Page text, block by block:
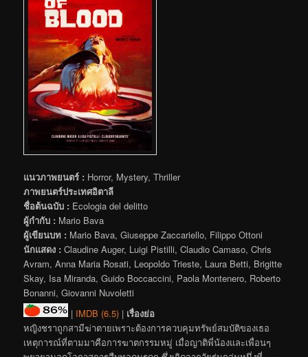
แนวภาพยนตร์ : Horror, Mystery, Thriller
ภาพยนตร์ประเทศอิตาลี
ชื่อต้นฉบับ : Ecologia del delitto
ผู้กำกับ : Mario Bava
ผู้เขียนบท : Mario Bava, Giuseppe Zaccariello, Filippo Ottoni
นักแสดง : Claudine Auger, Luigi Pistilli, Claudio Camaso, Chris
Avram, Anna Maria Rosati, Leopoldo Trieste, Laura Betti, Brigitte
Skay, Isa Miranda, Guido Boccaccini, Paola Montenero, Roberto
Bonanni, Giovanni Nuvoletti
| IMDB (6.5) | เรื่องย่อ
หญิงชราถูกสามีฆ่าตายเพราะต้องการควบคุมทรัพย์สมบัติของเธอ
เหตุการณ์ที่ตามมาคือการฆาตกรรมหมู่ เมื่อญาติพี่น้องและเพื่อนๆ